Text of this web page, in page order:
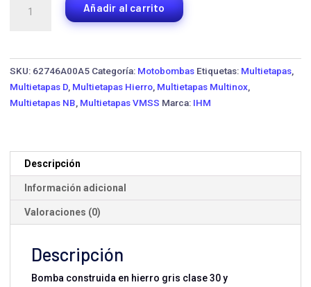
Multietapas
Añadir al carrito
SKU: 62746A00A5 Categoría: Motobombas Etiquetas: Multietapas
Multietapas D Multietapas Hierro Multietapas Multinox
Multietapas NB Multietapas VMSS Marca: IHM
Descripción
Información adicional
Valoraciones (0)
Descripción
Bomba construida en hierro gris clase 30 y